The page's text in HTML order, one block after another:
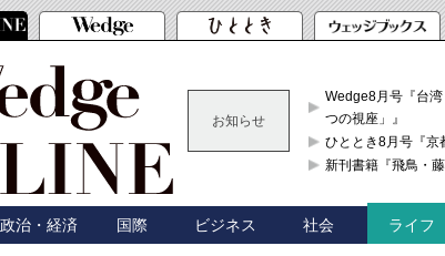
お知らせ
Wedge8月号『台
つの視座」』
ひととき8月号『
新刊書籍『飛鳥・
政治・経済 国際 ビジネス 社会 ライフ